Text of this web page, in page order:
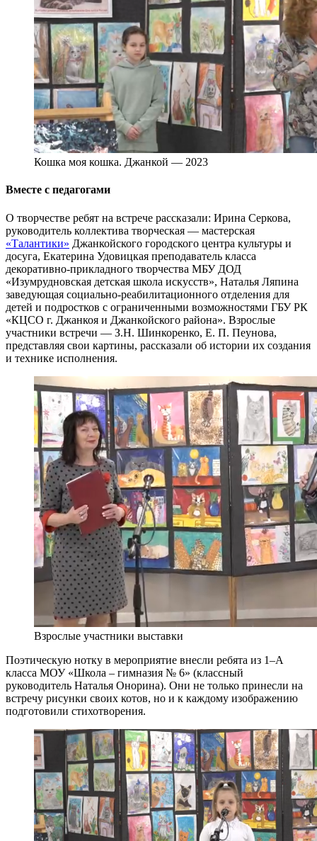
Кошка моя кошка. Джанкой — 2023
Вместе с педагогами
О творчестве ребят на встрече рассказали: Ирина Серкова,
руководитель коллектива творческая — мастерская
«Талантики» Джанкойского городского центра культуры и
досуга, Екатерина Удовицкая преподаватель класса
декоративно-прикладного творчества МБУ ДОД
«Изумрудновская детская школа искусств», Наталья Ляпина
заведующая социально-реабилитационного отделения для
детей и подростков с ограниченными возможностями ГБУ РК
«КЦСО г. Джанкоя и Джанкойского района». Взрослые
участники встречи — З.Н. Шинкоренко, Е. П. Пеунова,
представляя свои картины, рассказали об истории их создания
и технике исполнения.
Взрослые участники выставки
Поэтическую нотку в мероприятие внесли ребята из 1–А
класса МОУ «Школа – гимназия № 6» (классный
руководитель Наталья Онорина). Они не только принесли на
встречу рисунки своих котов, но и к каждому изображению
подготовили стихотворения.